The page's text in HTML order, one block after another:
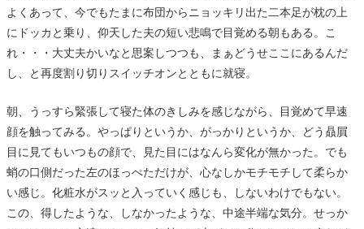
よくあって、今でもたまに布団からニョッキリ出た二本足が枕の上
にドッカと乗り、仰天した夫の短い悲鳴で目覚める朝もある。こ
れ・・・大丈夫かいなと思案しつつも、まぁどうせここにあるんだ
し、と再度割り切りスイッチオンとともに就寝。
朝、うっすら緊張して寝た体のきしみを感じながら、目覚めて早速
顔を触ってみる。やっぱりというか、がっかりというか、どう贔屓
目に見てもいつもの顔で、見た目にはなんら変化が無かった。でも
蛸の口側だった左のほっぺただけが、心なしかモチモチして柔らか
い感じ。化粧水がスッと入っていく感じも、しないわけでもない。
この、得したような、しなかったような、中途半端な気分。せっか